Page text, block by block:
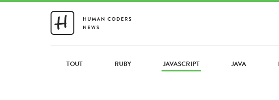
TOUT RUBY JAVASCRIPT JAVA